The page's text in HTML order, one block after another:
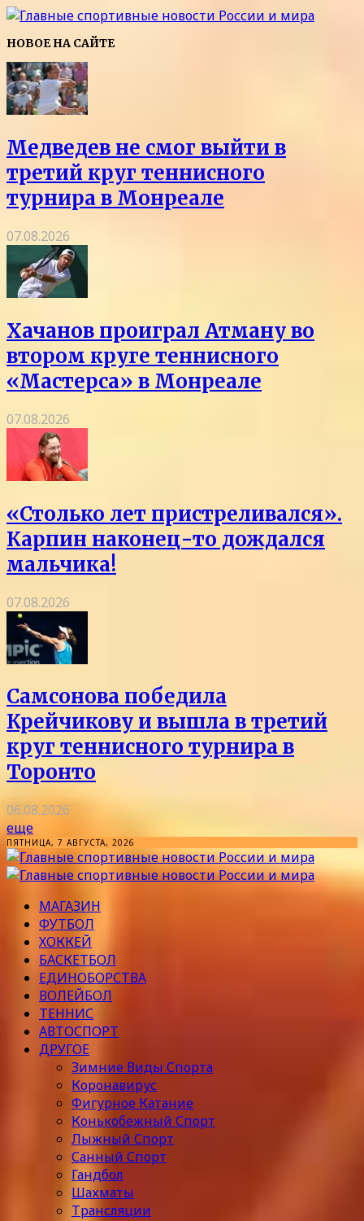
НОВОЕ НА САЙТЕ
Медведев не смог выйти в
третий круг теннисного
турнира в Монреале
07.08.2026
Хачанов проиграл Атману во
втором круге теннисного
«Мастерса» в Монреале
07.08.2026
«Столько лет пристреливался».
Карпин наконец-то дождался
мальчика!
07.08.2026
Самсонова победила
Крейчикову и вышла в третий
круг теннисного турнира в
Торонто
06.08.2026
еще
ПЯТНИЦА, 7 АВГУСТА, 2026
МАГАЗИН
ФУТБОЛ
ХОККЕЙ
БАСКЕТБОЛ
ЕДИНОБОРСТВА
ВОЛЕЙБОЛ
ТЕННИС
АВТОСПОРТ
ДРУГОЕ
Зимние Виды Спорта
Коронавирус
Фигурное Катание
Конькобежный Спорт
Лыжный Спорт
Санный Спорт
Гандбол
Шахматы
Трансляции